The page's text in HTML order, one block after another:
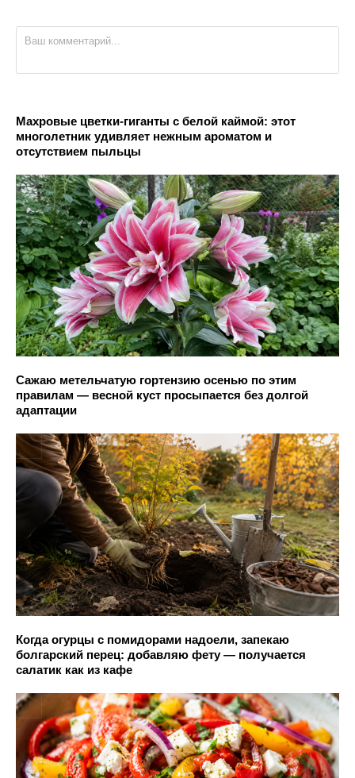
Махровые цветки-гиганты с белой каймой: этот
многолетник удивляет нежным ароматом и
отсутствием пыльцы
Сажаю метельчатую гортензию осенью по этим
правилам — весной куст просыпается без долгой
адаптации
Когда огурцы с помидорами надоели, запекаю
болгарский перец: добавляю фету — получается
салатик как из кафе